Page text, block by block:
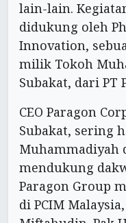
lain-lain.
didukung oleh
Innovation,
milik Tokoh
Subakat, dari PT
CEO Paragon
Subakat, sering
Muhammadiyah
mendukung
Paragon Group
di PCIM